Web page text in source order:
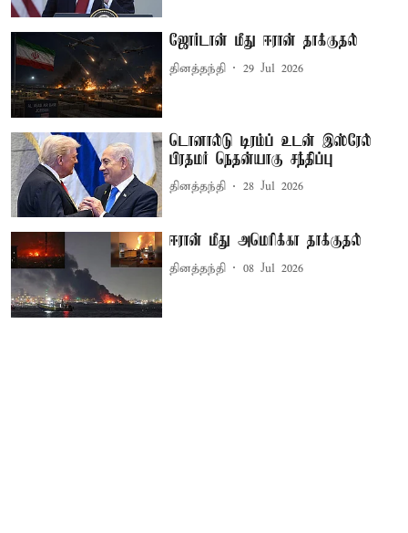
ஜோர்டான் மீது ஈரான் தாக்குதல்
தினத்தந்தி 29 Jul 2026
டொனால்டு டிரம்ப் உடன் இஸ்ரேல்
பிரதமர் நெதன்யாகு சந்திப்பு
தினத்தந்தி 28 Jul 2026
ஈரான் மீது அமெரிக்கா தாக்குதல்
தினத்தந்தி 08 Jul 2026